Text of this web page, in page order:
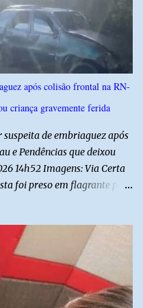
do município. É
de ensino público
das letras do Hino
os estudantes interpretar
com o vereador, a Secretaria
normas complementares
após colisão frontal na RN-
criança gravemente ferida
de embriaguez após
e Pendências que deixou
14h52 Imagens: Via Certa
foi preso em flagrante por
Segundo a Polícia Militar,
bateram de frente.
de embriaguez, foi levado
Mossoró, e autuado em
a presença de álcool no